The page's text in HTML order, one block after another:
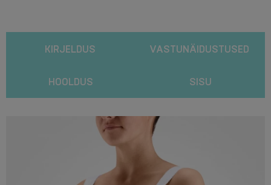
KIRJELDUS VASTUNÄIDUSTUSED
HOOLDUS SISU